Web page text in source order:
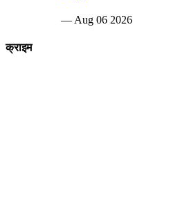
— Aug 06 2026
क्राइम